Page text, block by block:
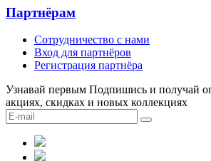
Партнёрам
Сотрудничество c нами
Вход для партнёров
Регистрация партнёра
Узнавай первым Подпишись и получай
акциях, скидках и новых коллекциях